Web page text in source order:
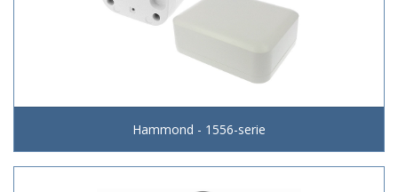
Hammond - 1556-serie